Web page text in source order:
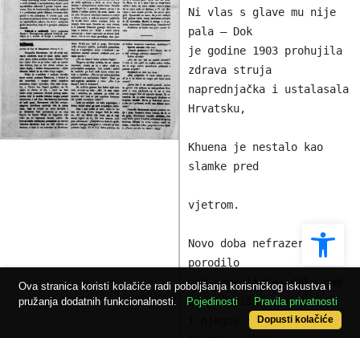
Ni vlas s glave mu nije
pala — Dok
je godine 1903 prohujila
zdrava struja
naprednjačka i ustalasala
Hrvatsku,
Khuena je nestalo kao
slamke pred
vjetrom.
Novo doba nefrazersko
porodilo
nam nove ljude, dalo nam
Dra. Jurišu
i njegov: slučaj sa
Ova stranica koristi kolačiće radi poboljšanja korisničkog iskustva i
pružanja dodatnih funkcionalnosti.
Pojedinosti Pravila privatnosti
Dopusti kolačiće